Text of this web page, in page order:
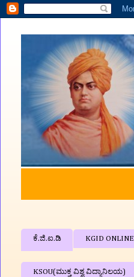
ಕೆ.ಜಿ.ಐ.ಡಿ KGID ONLINE
KSOU(ಮುಕ್ತ ವಿಶ್ವ ವಿದ್ಯಾನಿಲಯ)